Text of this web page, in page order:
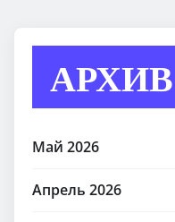
АРХИВ
Май 2026
Апрель 2026